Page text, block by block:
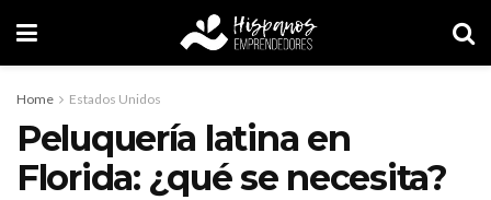
Home Estados Unidos
Peluquería latina en
Florida: ¿qué se necesita?